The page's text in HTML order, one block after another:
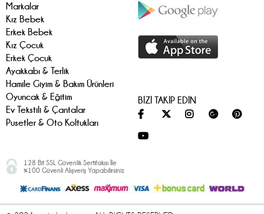
Markalar
Kız Bebek
Erkek Bebek
Kız Çocuk
Erkek Çocuk
Ayakkabı & Terlik
Hamile Giyim & Bakım Ürünleri
Oyuncak & Eğitim
Ev Tekstili & Çantalar
Pusetler & Oto Koltukları
BİZİ TAKİP EDİN
128 Bit SSL Güvenlik Sertifakısı İle
%100 Güvenli Alışveriş Yapabilirsiniz